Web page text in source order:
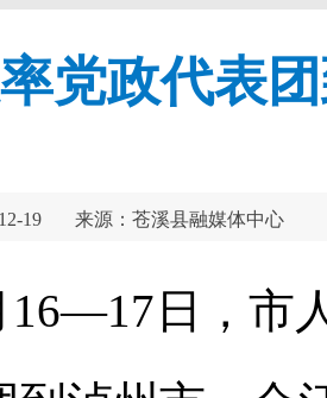
党政代表
19 来源：苍溪县融媒体中心
16—17日，市